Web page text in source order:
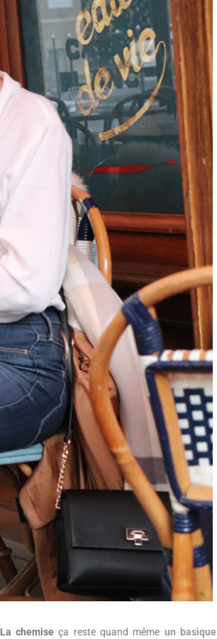
La chemiseça reste quand même un basique